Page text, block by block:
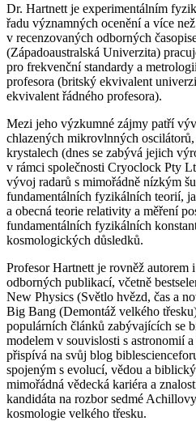
Dr. Hartnett je experimentálním
řadu významných ocenění a více
v recenzovaných odborných
(Západoaustralská Univerzita)
pro frekvenční standardy a
profesora (britský ekvivalent
ekvivalent řádného profesora).
Mezi jeho výzkumné zájmy patří
chlazených mikrovlnných
krystalech (dnes se zabývá jejich
v rámci společnosti Cryoclock Pty
vývoj radarů s mimořádně nízkým
fundamentálních fyzikálních teorií,
a obecná teorie relativity a měření
fundamentálních fyzikálních
kosmologických důsledků.
Profesor Hartnett je rovněž autorem
odborných publikací, včetně
New Physics (Světlo hvězd, čas a
Big Bang (Demontáž velkého
populárních článků zabývajících se
modelem v souvislosti s astronomií
přispívá na svůj blog
spojeným s evolucí, vědou a
mimořádná vědecká kariéra a
kandidáta na rozbor sedmé
kosmologie velkého třesku.